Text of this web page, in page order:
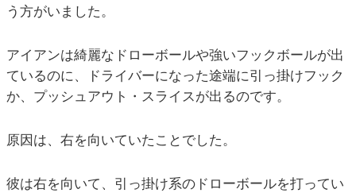
う方がいました。
アイアンは綺麗なドローボールや強いフックボールが出
ているのに、ドライバーになった途端に引っ掛けフック
か、プッシュアウト・スライスが出るのです。
原因は、右を向いていたことでした。
彼は右を向いて、引っ掛け系のドローボールを打ってい